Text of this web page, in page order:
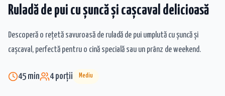
Ruladă de pui cu șuncă și cașcaval delicioasă
Descoperă o rețetă savuroasă de ruladă de pui umplută cu șuncă și
cașcaval, perfectă pentru o cină specială sau un prânz de weekend.
45 min 4porții Mediu